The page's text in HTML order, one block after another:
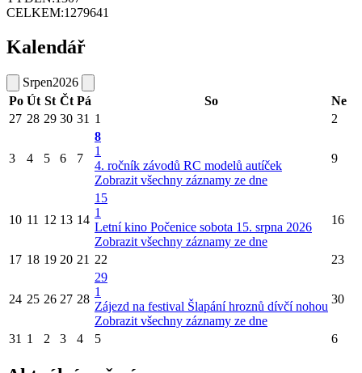
CELKEM:1279641
Kalendář
Srpen2026
Po Út St Čt Pá So
Ne
27 28 29 30 31 1 2
3 4 5 6 7
8
1
4. ročník závodů RC modelů autíček
Zobrazit všechny záznamy ze dne
9
10 11 12 13 14
15
1
Letní kino Počenice sobota 15. srpna 2026
Zobrazit všechny záznamy ze dne
16
17 18 19 20 21 22 23
24 25 26 27 28
29
1
Zájezd na festival Šlapání hroznů dívčí nohou
Zobrazit všechny záznamy ze dne
30
31 1 2 3 4 5 6